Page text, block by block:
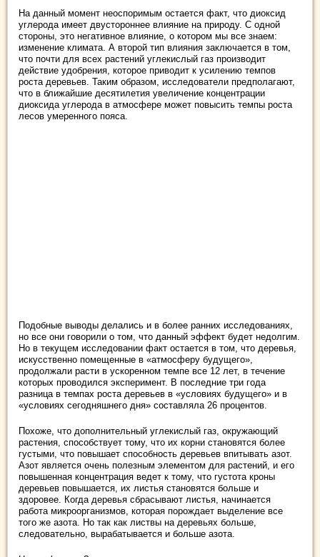
На данный момент неоспоримым остается факт, что диоксид
углерода имеет двустороннее влияние на природу. С одной
стороны, это негативное влияние, о котором мы все знаем:
изменение климата. А второй тип влияния заключается в том,
что почти для всех растений углекислый газ производит
действие удобрения, которое приводит к усилению темпов
роста деревьев. Таким образом, исследователи предполагают,
что в ближайшие десятилетия увеличение концентрации
диоксида углерода в атмосфере может повысить темпы роста
лесов умеренного пояса.
Подобные выводы делались и в более ранних исследованиях,
но все они говорили о том, что данный эффект будет недолгим.
Но в текущем исследовании факт остается в том, что деревья,
искусственно помещенные в «атмосферу будущего»,
продолжали расти в ускоренном темпе все 12 лет, в течение
которых проводился эксперимент. В последние три года
разница в темпах роста деревьев в «условиях будущего» и в
«условиях сегодняшнего дня» составляла 26 процентов.
Похоже, что дополнительный углекислый газ, окружающий
растения, способствует тому, что их корни становятся более
густыми, что повышает способность деревьев впитывать азот.
Азот является очень полезным элементом для растений, и его
повышенная концентрация ведет к тому, что густота кроны
деревьев повышается, их листья становятся больше и
здоровее. Когда деревья сбрасывают листья, начинается
работа микроорганизмов, которая порождает выделение все
того же азота. Но так как листвы на деревьях больше,
следовательно, вырабатывается и больше азота.